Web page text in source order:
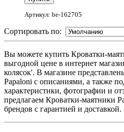
Артикул: be-162705
Сортировать по:
Вы можете купить Кроватки-
выгодной цене в интернет
колясок'. В магазине
Papaloni с описаниями, а также
характеристики, фотографии и
предлагаем Кроватки-маятники
брендов с гарантией и доставкой.